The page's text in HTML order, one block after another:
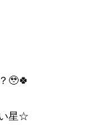
🥹🍀
星☆